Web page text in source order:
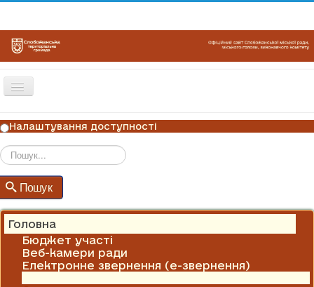
Перемикач
ГОЛОВНА
НОВИНИ
ОГОЛОШЕННЯ
ГРАФІКИ ПРИЙОМУ
КОНТАКТИ
Налаштування доступності
Пошук
Головна
Бюджет участі
Веб-камери ради
Електронне звернення (е-звернення)